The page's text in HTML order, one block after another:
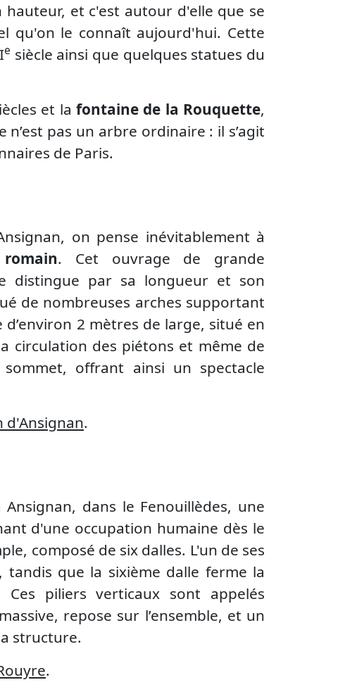
et c'est autour d'elle que se
qu'on le connaît aujourd'hui. Cette
e siècle ainsi que quelques statues du
et lafontaine de la Rouquette,
pas un arbre ordinaire : il s’agit
de Paris.
on pense inévitablement à
. Cet ouvrage de grande
distingue par sa longueur et son
de nombreuses arches supportant
2 mètres de large, situé en
circulation des piétons et même de
offrant ainsi un spectacle
d'Ansignan.
dans le Fenouillèdes, une
d'une occupation humaine dès le
composé de six dalles. L'un de ses
que la sixième dalle ferme la
piliers verticaux sont appelés
repose sur l’ensemble, et un
structure.
.